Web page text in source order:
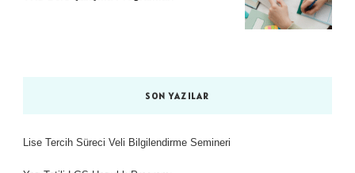
SON YAZILAR
Lise Tercih Süreci Veli Bilgilendirme Semineri